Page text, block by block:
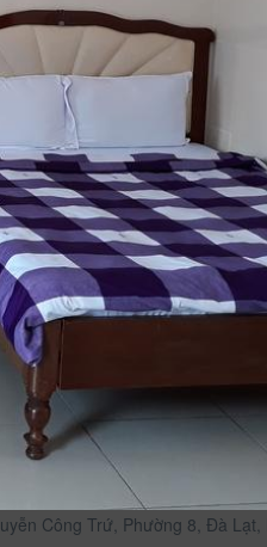
quần
Công Trứ, Phường 8, Đà